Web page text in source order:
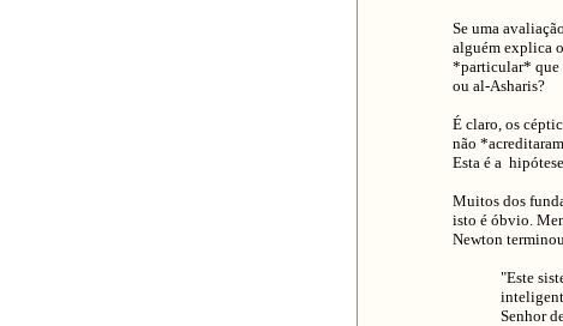
Se uma
alguém explica
*particular* que
ou al-Asharis?
É claro, os
não
Esta é a
Muitos dos
isto é óbvio.
Newton
"Este
Senhor